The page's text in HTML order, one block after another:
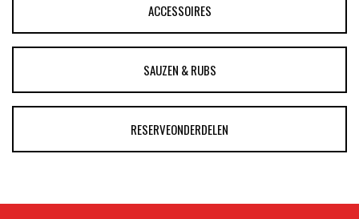
ACCESSOIRES
SAUZEN & RUBS
RESERVEONDERDELEN